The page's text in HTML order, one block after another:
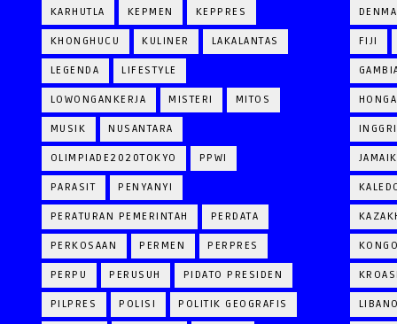
KARHUTLA KEPMEN KEPPRES
KHONGHUCU KULINER LAKALANTAS
LEGENDA LIFESTYLE
LOWONGANKERJA MISTERI MITOS
MUSIK NUSANTARA
OLIMPIADE2020TOKYO PPWI
PARASIT PENYANYI
PERATURAN PEMERINTAH PERDATA
PERKOSAAN PERMEN PERPRES
PERPU PERUSUH PIDATO PRESIDEN
PILPRES POLISI POLITIK GEOGRAFIS
FIJI